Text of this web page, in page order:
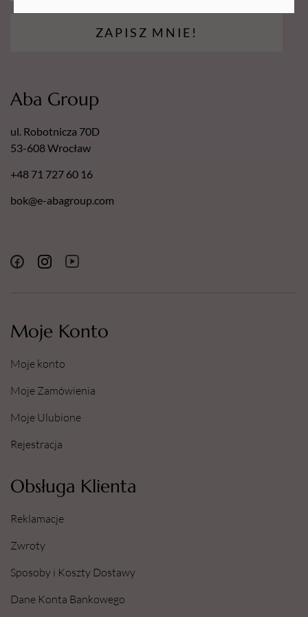
ZAPISZ MNIE!
Moje Konto
Moje konto
Moje Zamówienia
Moje Ulubione
Rejestracja
Obsługa Klienta
Reklamacje
Zwroty
Sposoby i Koszty Dostawy
Dane Konta Bankowego
Aba Group
ul. Robotnicza 70D
53-608 Wrocław
+48 71 727 60 16
bok@e-abagroup.com